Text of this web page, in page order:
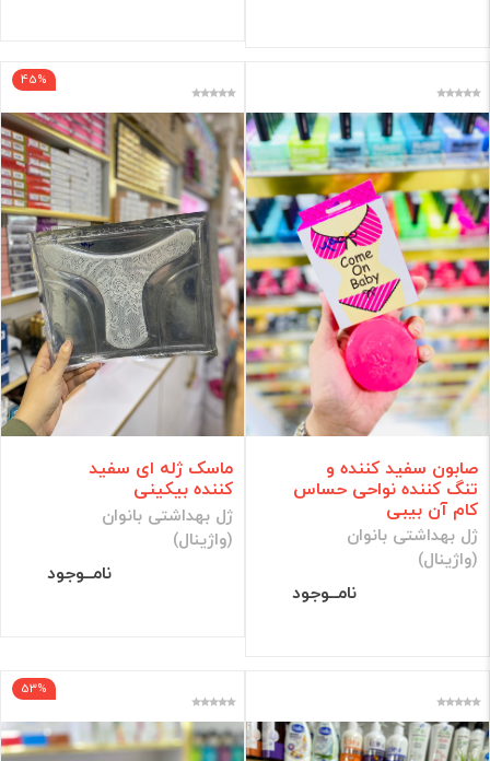
صابون سفید کننده و
تنگ کننده نواحی حساس
کام آن بیبی
ژل بهداشتی بانوان
(واژینال)
نامــوجود
45%
ماسک ژله ای سفید
کننده بیکینی
ژل بهداشتی بانوان
(واژینال)
نامــوجود
53%